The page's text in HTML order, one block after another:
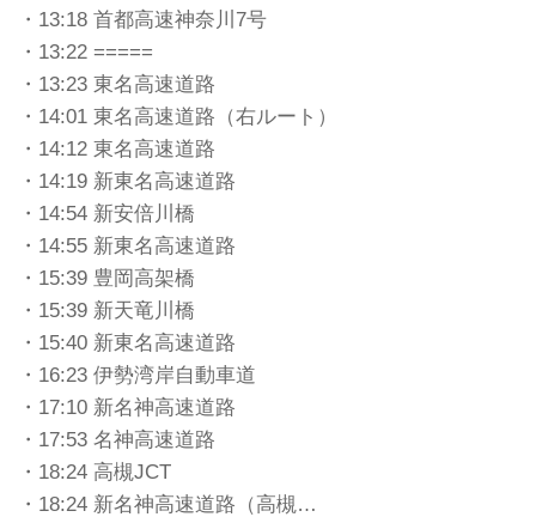
・13:18 首都高速神奈川7号
・13:22 =====
・13:23 東名高速道路
・14:01 東名高速道路（右ルート）
・14:12 東名高速道路
・14:19 新東名高速道路
・14:54 新安倍川橋
・14:55 新東名高速道路
・15:39 豊岡高架橋
・15:39 新天竜川橋
・15:40 新東名高速道路
・16:23 伊勢湾岸自動車道
・17:10 新名神高速道路
・17:53 名神高速道路
・18:24 高槻JCT
・18:24 新名神高速道路（高槻…